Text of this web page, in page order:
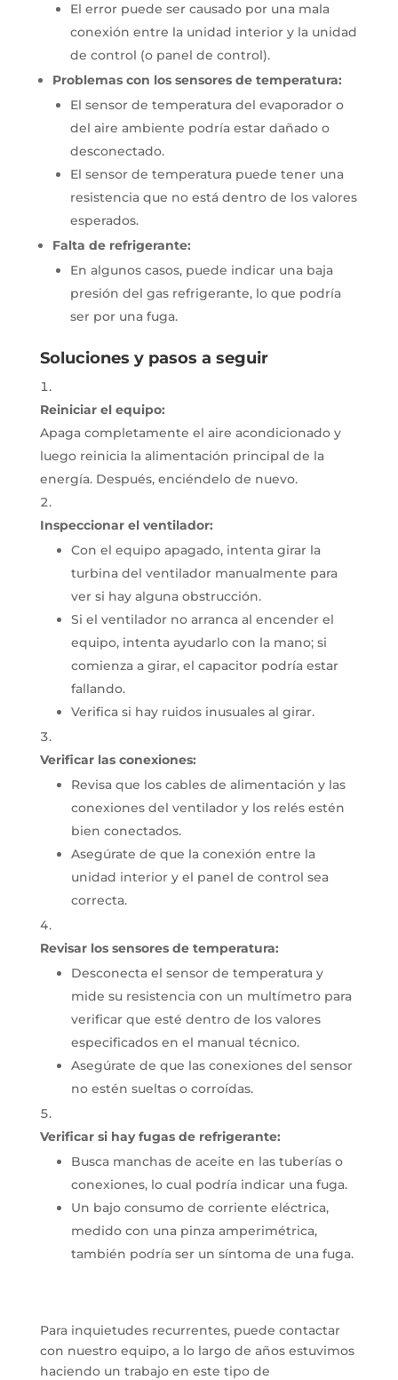
El error puede ser causado por una mala
conexión entre la unidad interior y la unidad
de control (o panel de control).
Problemas con los sensores de temperatura:
El sensor de temperatura del evaporador o
del aire ambiente podría estar dañado o
desconectado.
El sensor de temperatura puede tener una
resistencia que no está dentro de los valores
esperados.
Falta de refrigerante:
En algunos casos, puede indicar una baja
presión del gas refrigerante, lo que podría
ser por una fuga.
Soluciones y pasos a seguir
Reiniciar el equipo:
Apaga completamente el aire acondicionado y
luego reinicia la alimentación principal de la
energía. Después, enciéndelo de nuevo.
Inspeccionar el ventilador:
Con el equipo apagado, intenta girar la
turbina del ventilador manualmente para
ver si hay alguna obstrucción.
Si el ventilador no arranca al encender el
equipo, intenta ayudarlo con la mano; si
comienza a girar, el capacitor podría estar
fallando.
Verifica si hay ruidos inusuales al girar.
Verificar las conexiones:
Revisa que los cables de alimentación y las
conexiones del ventilador y los relés estén
bien conectados.
Asegúrate de que la conexión entre la
unidad interior y el panel de control sea
correcta.
Revisar los sensores de temperatura:
Desconecta el sensor de temperatura y
mide su resistencia con un multímetro para
verificar que esté dentro de los valores
especificados en el manual técnico.
Asegúrate de que las conexiones del sensor
no estén sueltas o corroídas.
Verificar si hay fugas de refrigerante:
Busca manchas de aceite en las tuberías o
conexiones, lo cual podría indicar una fuga.
Un bajo consumo de corriente eléctrica,
medido con una pinza amperimétrica,
también podría ser un síntoma de una fuga.
Para inquietudes recurrentes, puede contactar
con nuestro equipo, a lo largo de años estuvimos
haciendo un trabajo en este tipo de